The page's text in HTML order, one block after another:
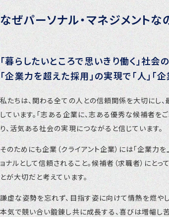
なぜパーソナル・マネジメントな
「暮らしたいところで思いきり働く」社会
「企業力を超えた採用」の実現で「人」「企
私たちは、関わる全ての人との信頼関係を大切にし
しています。「志ある企業に、志ある優秀な候補者を
り、活気ある社会の実現につながると信じています。
そのためにも企業（クライアント企業）には「企業力
ョナルとして信頼されること。候補者（求職者）にと
とが大切だと考えています。
謙虚な姿勢を忘れず、目指す姿に向けて情熱を燃や
本気で競い合い鍛錬し共に成長する、喜びは増幅し